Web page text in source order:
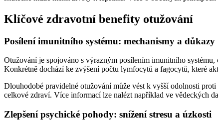
Klíčové zdravotní benefity otužování
Posílení imunitního systému: mechanismy a důkazy
Otužování je spojováno s výrazným posílením imunitního
Konkrétně dochází ke zvýšení počtu lymfocytů a fagocytů, které
Dlouhodobé pravidelné otužování může vést k vyšší odolnosti
celkové zdraví. Více informací lze nalézt například ve vědeckých
Zlepšení psychické pohody: snížení stresu a úzkosti